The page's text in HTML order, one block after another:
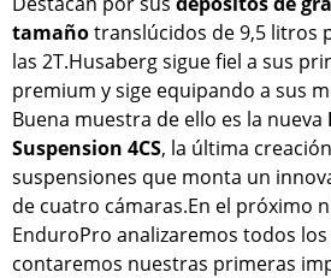
tamañotranslúcidos de 9,5 litros
las 2T.Husaberg sigue fiel a sus
premium y sige equipando a sus
Buena muestra de ello es la nueva
Suspension 4CS, la última
suspensiones que monta un
de cuatro cámaras.En el próximo
EnduroPro analizaremos todos
contaremos nuestras primeras